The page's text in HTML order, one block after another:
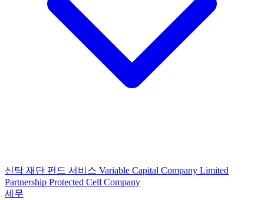
신탁 재단 펀드 서비스 Variable Capital Company Limited
Partnership Protected Cell Company
세무